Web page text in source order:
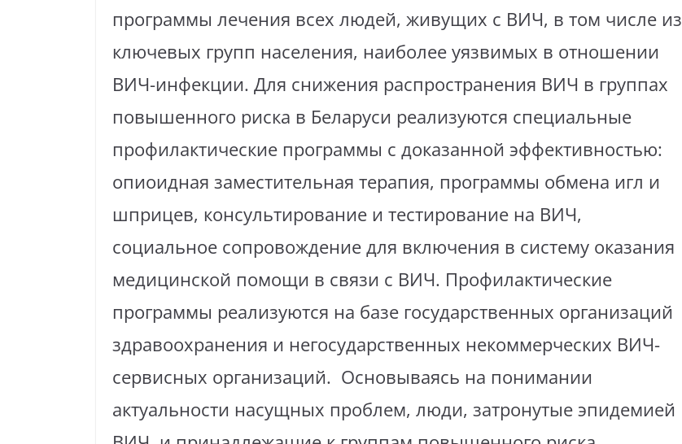
программы лечения всех людей, живущих с ВИЧ, в том числе из
ключевых групп населения, наиболее уязвимых в отношении
ВИЧ-инфекции. Для снижения распространения ВИЧ в группах
повышенного риска в Беларуси реализуются специальные
профилактические программы с доказанной эффективностью:
опиоидная заместительная терапия, программы обмена игл и
шприцев, консультирование и тестирование на ВИЧ,
социальное сопровождение для включения в систему оказания
медицинской помощи в связи с ВИЧ. Профилактические
программы реализуются на базе государственных организаций
здравоохранения и негосударственных некоммерческих ВИЧ-
сервисных организаций. Основываясь на понимании
актуальности насущных проблем, люди, затронутые эпидемией